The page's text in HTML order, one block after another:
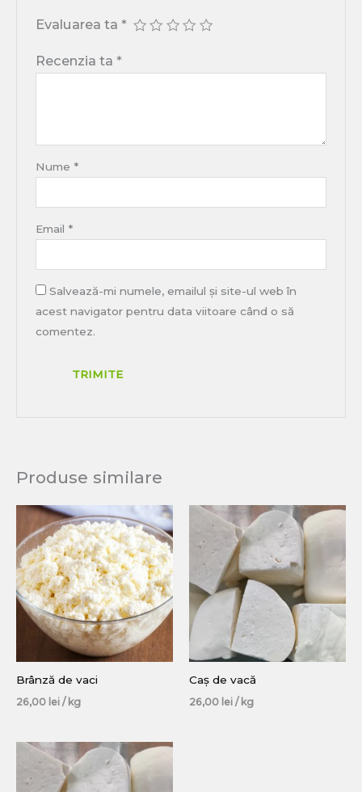
Evaluarea ta *
Recenzia ta *
Nume *
Email *
Salvează-mi numele, emailul și site-ul web în
acest navigator pentru data viitoare când o să
comentez.
Produse similare
Brânză de vaci
26,00 lei / kg
Caș de vacă
26,00 lei / kg